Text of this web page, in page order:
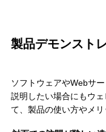
製品デモンスト
ソフトウェアやWebサ
説明したい場合にもウ
て、製品の使い方やメリ